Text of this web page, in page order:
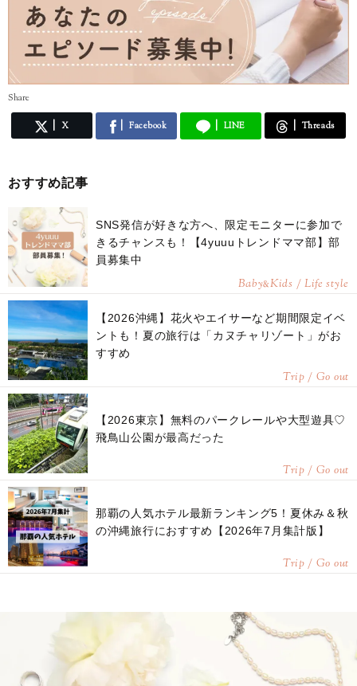
Share
X Facebook LINE Threads
おすすめ記事
SNS発信が好きな方へ、限定モニターに参加で
きるチャンスも！【4yuuuトレンドママ部】部
員募集中
Baby&Kids / Life style
【2026沖縄】花火やエイサーなど期間限定イベ
ントも！夏の旅行は「カヌチャリゾート」がお
すすめ
Trip / Go out
【2026東京】無料のパークレールや大型遊具♡
飛鳥山公園が最高だった
Trip / Go out
那覇の人気ホテル最新ランキング5！夏休み＆秋
の沖縄旅行におすすめ【2026年7月集計版】
Trip / Go out